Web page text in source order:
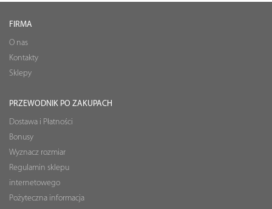
FIRMA
O nas
Kontakty
Sklepy
PRZEWODNIK PO ZAKUPACH
Dostawa i Płatności
Bonusy
Wyznacz rozmiar
Regulamin sklepu
internetowego
Pożyteczna informacja